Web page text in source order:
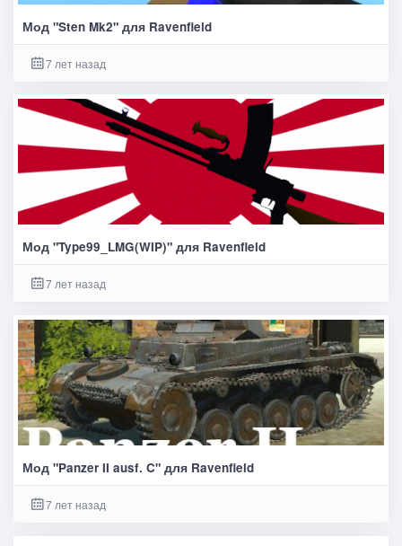
Мод "Sten Mk2" для Ravenfield
7 лет назад
Мод "Type99_LMG(WIP)" для Ravenfield
7 лет назад
Мод "Panzer II ausf. C" для Ravenfield
7 лет назад